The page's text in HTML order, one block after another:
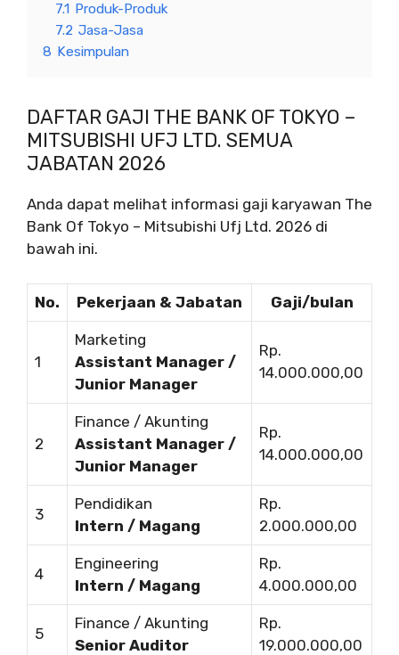
7.1 Produk-Produk
7.2 Jasa-Jasa
8 Kesimpulan
DAFTAR GAJI THE BANK OF TOKYO –
MITSUBISHI UFJ LTD. SEMUA
JABATAN 2026
Anda dapat melihat informasi gaji karyawan The
Bank Of Tokyo – Mitsubishi Ufj Ltd. 2026 di
bawah ini.
No. Pekerjaan & Jabatan Gaji/bulan
1
Marketing
Assistant Manager /
Junior Manager
Rp.
14.000.000,00
2
Finance / Akunting
Assistant Manager /
Junior Manager
Rp.
14.000.000,00
3
Pendidikan
Intern / Magang
Rp.
2.000.000,00
4
Engineering
Intern / Magang
Rp.
4.000.000,00
5
Finance / Akunting
Senior Auditor
Rp.
19.000.000,00